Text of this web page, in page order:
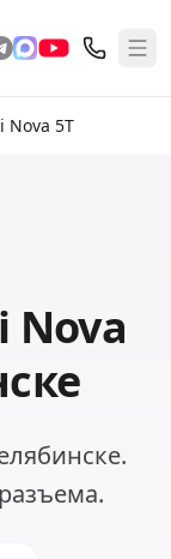
Nova 5T
Nova